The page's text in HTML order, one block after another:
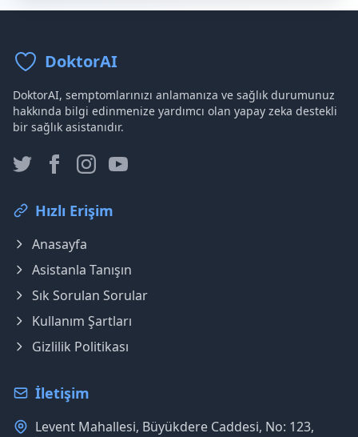
DoktorAI
DoktorAI, semptomlarınızı anlamanıza ve sağlık durumunuz
hakkında bilgi edinmenize yardımcı olan yapay zeka destekli
bir sağlık asistanıdır.
Hızlı Erişim
Anasayfa
Asistanla Tanışın
Sık Sorulan Sorular
Kullanım Şartları
Gizlilik Politikası
İletişim
Levent Mahallesi, Büyükdere Caddesi, No: 123,